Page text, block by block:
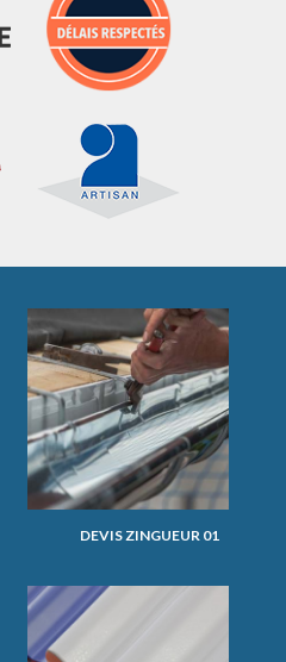
DEVIS ZINGUEUR 01